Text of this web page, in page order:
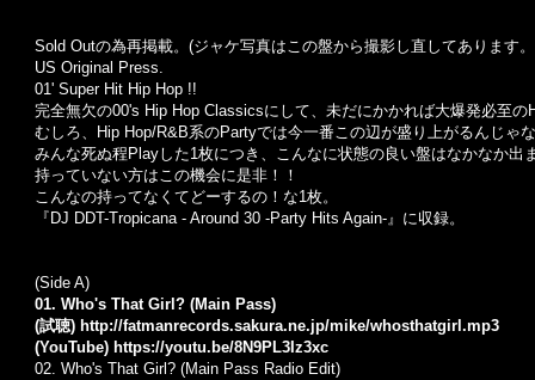
Sold Outの為再掲載。(ジャケ写真はこの盤から撮影し直してあります
US Original Press.
01' Super Hit Hip Hop !!
完全無欠の00's Hip Hop Classicsにして、未だにかかれば大爆発必至
むしろ、Hip Hop/R&B系のPartyでは今一番この辺が盛り上がるんじゃ
みんな死ぬ程Playした1枚につき、こんなに状態の良い盤はなかなか出
持っていない方はこの機会に是非！！
こんなの持ってなくてどーするの！な1枚。
『DJ DDT-Tropicana - Around 30 -Party Hits Again-』に収録。
(Side A)
01. Who's That Girl? (Main Pass)
(試聴) http://fatmanrecords.sakura.ne.jp/mike/whosthatgirl.mp3
(YouTube) https://youtu.be/8N9PL3Iz3xc
02. Who's That Girl? (Main Pass Radio Edit)